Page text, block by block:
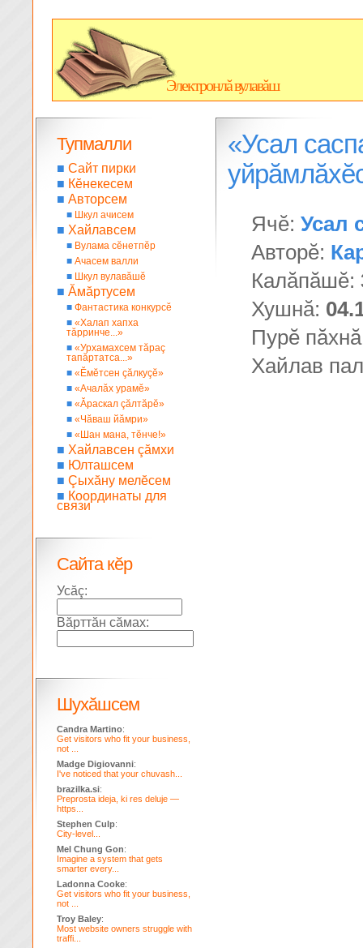
Электронлă вулавăш
«Усал
Ячĕ: Усал
Авторĕ:
Калăпăшĕ:
Хушнă:
Пурĕ
Хайлав
Тупмалли
■ Сайт пирки
■ Кĕнекесем
■ Авторсем
■ Шкул ачисем
■ Хайлавсем
■ Вулама сĕнетпĕр
■ Ачасем валли
■ Шкул вулавăшĕ
■ Ăмăртусем
■ Фантастика конкурсĕ
■ «Халап хапха
тăрринче...»
■ «Урхамахсем тăраç
тапăртатса...»
■ «Ĕмĕтсен çăлкуçĕ»
■ «Ачалăх урамĕ»
■ «Ăраскал çăлтăрĕ»
■ «Чăваш йăмри»
■ «Шан мана, тĕнче!»
■ Хайлавсен çăмхи
■ Юлташсем
■ Çыхăну мелĕсем
■ Координаты для
связи
Сайта кĕр
Усăç:
Вăрттăн сăмах:
Шухăшсем
Candra Martino:
Get visitors who fit your business,
not ...
Madge Digiovanni:
I've noticed that your chuvash...
brazilka.si:
Preprosta ideja, ki res deluje —
https...
Stephen Culp:
City-level...
Mel Chung Gon:
Imagine a system that gets
smarter every...
Ladonna Cooke:
Get visitors who fit your business,
not ...
Troy Baley:
Most website owners struggle with
traffi...